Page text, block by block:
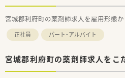
宮城郡利府町の薬剤師求人を雇用形態か
正社員 パート・アルバイト
宮城郡利府町の薬剤師求人をこ